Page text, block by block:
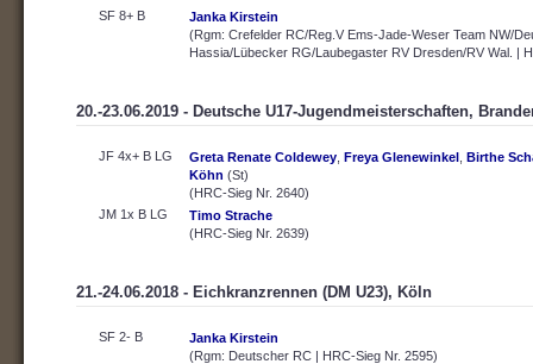
SF 8+ B
Janka Kirstein
(Rgm: Crefelder RC/Reg.V Ems-Jade-Weser Team NW/
Hassia/Lübecker RG/Laubegaster RV Dresden/RV Wal. |
20.-23.06.2019 - Deutsche U17-Jugendmeisterschaften,
JF 4x+ B LG Greta Renate Coldewey Freya Glenewinkel Birthe
Köhn (St)
(HRC-Sieg Nr. 2640)
JM 1x B LG
Timo Strache
(HRC-Sieg Nr. 2639)
21.-24.06.2018 - Eichkranzrennen (DM U23), Köln
SF 2- B
Janka Kirstein
(Rgm: Deutscher RC | HRC-Sieg Nr. 2595)